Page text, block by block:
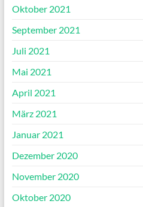
Oktober 2021
September 2021
Juli 2021
Mai 2021
April 2021
März 2021
Januar 2021
Dezember 2020
November 2020
Oktober 2020